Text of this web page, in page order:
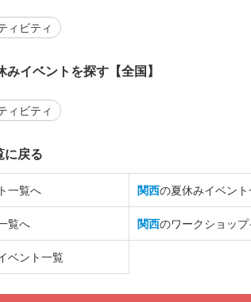
ィビティ
イベントを探す【全国】
ィビティ
に戻る
一覧へ 関西の夏休みイベン
覧へ 関西のワークショッ
ベント一覧